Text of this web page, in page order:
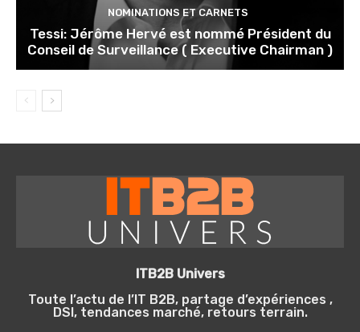
NOMINATIONS ET CARNETS
Tessi: Jérôme Hervé est nommé Président du
Conseil de Surveillance ( Executive Chairman )
ITB2B Univers
Toute l’actu de l’IT B2B, partage d’expériences ,
DSI, tendances marché, retours terrain.